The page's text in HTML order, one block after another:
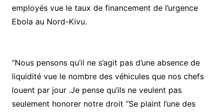
employés vue le taux de financement de l’urgence
Ebola au Nord-Kivu.
“Nous pensons qu’il ne s’agit pas d’une absence de
liquidité vue le nombre des véhicules que nos chefs
louent par jour .Je pense qu’ils ne veulent pas
seulement honorer notre droit “Se plaint l’une des